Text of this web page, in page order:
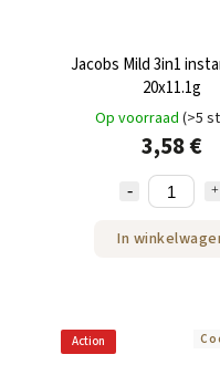
Jacobs Mild 3in1
20x11.1g
Op voorraad (>5
3,58 €
In
Action